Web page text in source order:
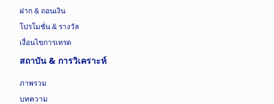
ฝาก & ถอนเงิน
โปรโมชั่น & รางวัล
เงื่อนไขการเทรด
สถาบัน & การวิเคราะห์
ภาพรวม
บทความ